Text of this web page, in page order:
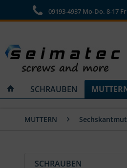
09193-4937 Mo-Do. 8-17
SCHRAUBEN
MUTTERN
SCHRAUBEN